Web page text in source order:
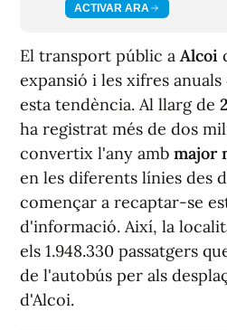
ACTIVAR ARA
El transport públic a Alcoi
expansió i les xifres anuals
esta tendència. Al llarg de
ha registrat més de dos
convertix l'any amb major
en les diferents línies des
començar a recaptar-se
d'informació. Així, la
els 1.948.330 passatgers
de l'autobús per als
d'Alcoi.